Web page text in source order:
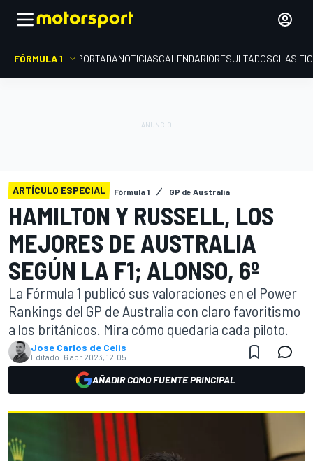
FÓRMULA 1 PORTADANOTICIASCALENDARIORESULTADOS
ARTÍCULO ESPECIAL Fórmula 1 GP de Australia
HAMILTON Y RUSSELL, LOS
MEJORES DE AUSTRALIA
SEGÚN LA F1; ALONSO, 6º
La Fórmula 1 publicó sus valoraciones en el Power
Rankings del GP de Australia con claro favoritismo
a los británicos. Mira cómo quedaría cada piloto.
Jose Carlos de Celis
Editado: 6 abr 2023, 12:05
AÑADIR COMO FUENTE PRINCIPAL